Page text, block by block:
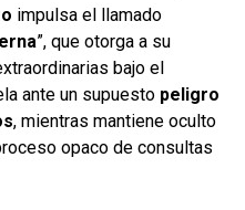
impulsa el llamado
”, que otorga a su
bajo el
ante un supuesto peligro
, mientras mantiene oculto
opaco de consultas